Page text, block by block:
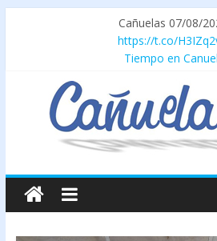
Cañuelas 07/08/
https://t.co/
Tiempo en